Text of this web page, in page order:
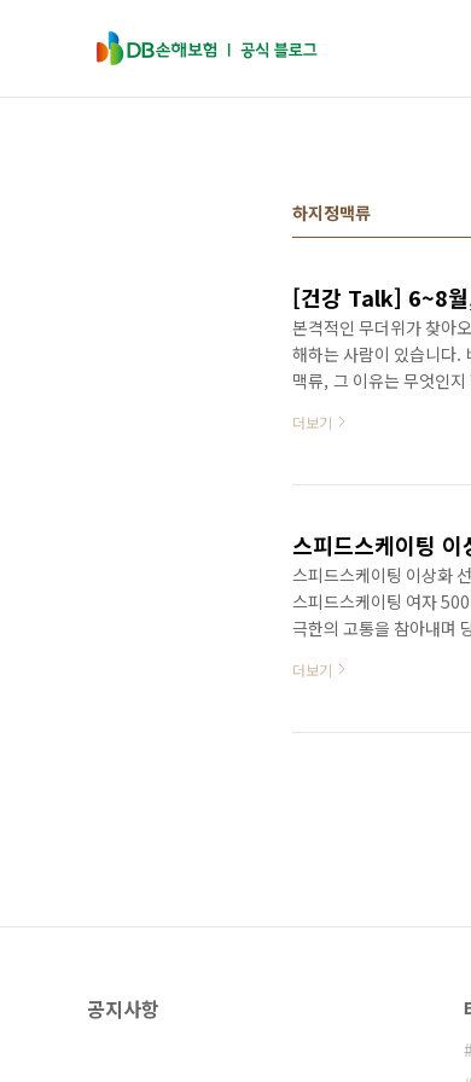
하지정맥류
[건강 Talk] 6~8월
본격적인 무더위가 찾아
해하는 사람이 있습니다.
맥류, 그 이유는 무엇인
맥이 늘어난 상태를 말하
만, 하지 쪽으로 내려온
더보기
스피드스케이팅
스피드스케이팅 이상화
스피드스케이팅 여자
극한의 고통을 참아내며
많은 언론사들은 ‘하지정
17일에 방영된 SBS ‘힐
더보기
공지사항